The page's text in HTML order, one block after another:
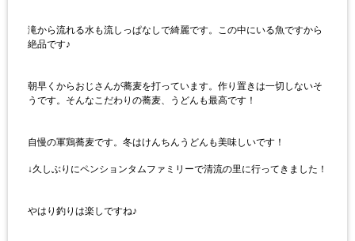
滝から流れる水も流しっぱなしで綺麗です。この中にいる魚ですから
絶品です♪
朝早くからおじさんが蕎麦を打っています。作り置きは一切しないそ
うです。そんなこだわりの蕎麦、うどんも最高です！
自慢の軍鶏蕎麦です。冬はけんちんうどんも美味しいです！
↓久しぶりにペンションタムファミリーで清流の里に行ってきました！
やはり釣りは楽しですね♪